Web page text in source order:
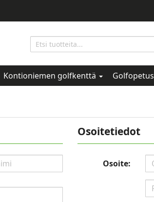
Kontioniemen golfkenttä Golfopetus
Osoitetiedot
Osoite: